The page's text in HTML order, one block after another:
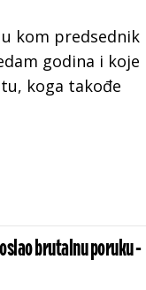
kom predsednik
godina i koje
koga takođe
brutalnu poruku -